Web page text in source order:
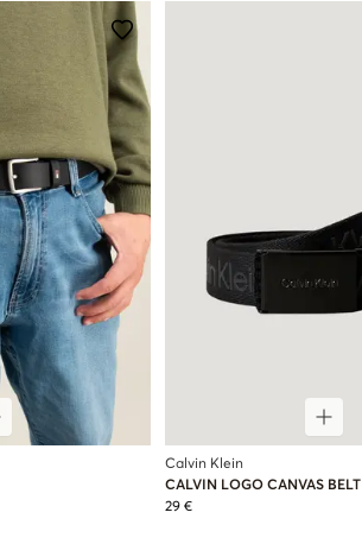
Calvin Klein
CALVIN LOGO CANVAS BELT
29 €